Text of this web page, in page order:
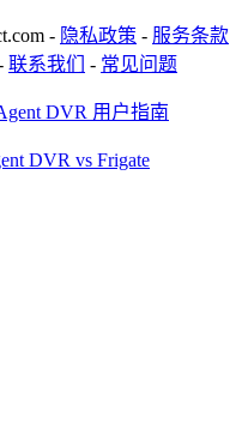
- 隐私政策 - 服务条款
联系我们 - 常见问题
DVR 用户指南
DVR vs Frigate